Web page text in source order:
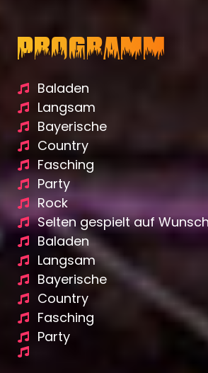
Programm
Baladen
Langsam
Bayerische
Country
Fasching
Party
Rock
Selten gespielt auf
Baladen
Langsam
Bayerische
Country
Fasching
Party